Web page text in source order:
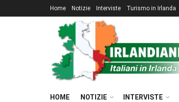
Home Notizie Interviste Turismo in Irlanda
HOME NOTIZIE INTERVISTE